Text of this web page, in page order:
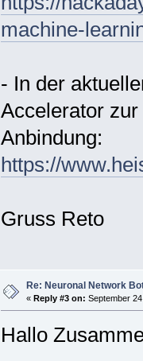
machine-
- In der
Accelerator
Anbindung:
https://
Gruss Reto
Re: Neuronal Network
« Reply #3 on: September
Hallo